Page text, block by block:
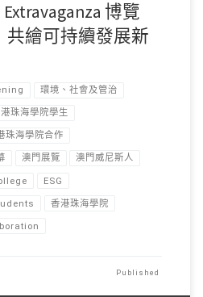
博覽
共繪可持續發展新
環境、社會及管治
珠海學院學生
珠海學院合作
澳門展覽 澳門威尼斯人
ESG
香港珠海學院
Published